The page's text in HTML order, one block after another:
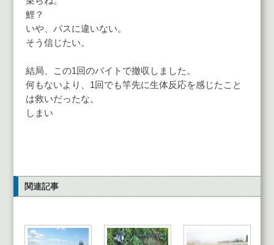
鯉？
いや、バスに違いない。
そう信じたい。
結局、この1回のバイトで撤収しました。
何もないより、1回でも竿先に生体反応を感じたこと
は救いだったな。
しまい
関連記事